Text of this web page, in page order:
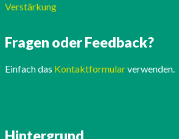
Verstärkung
Fragen oder Feedback?
Einfach das Kontaktformularverwenden.
Hintergrund